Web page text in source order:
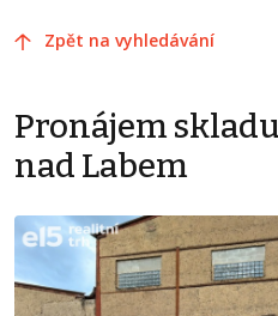
Zpět na vyhledávání
Pronájem
nad Labem